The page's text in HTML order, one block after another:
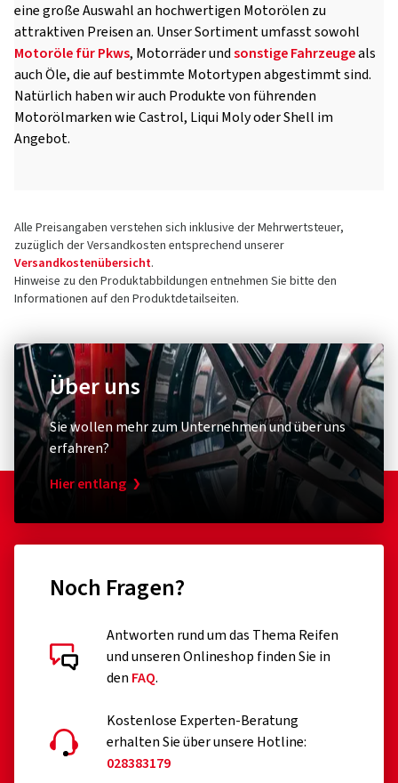
eine große Auswahl an hochwertigen Motorölen zu
attraktiven Preisen an. Unser Sortiment umfasst sowohl
Motoröle für Pkws, Motorräder undsonstige Fahrzeugeals
auch Öle, die auf bestimmte Motortypen abgestimmt sind.
Natürlich haben wir auch Produkte von führenden
Motorölmarken wie Castrol, Liqui Moly oder Shell im
Angebot.
Alle Preisangaben verstehen sich inklusive der Mehrwertsteuer,
zuzüglich der Versandkosten entsprechend unserer
Versandkostenübersicht.
Hinweise zu den Produktabbildungen entnehmen Sie bitte den
Informationen auf den Produktdetailseiten.
Über uns
Sie wollen mehr zum Unternehmen und über uns
erfahren?
Hier entlang
Noch Fragen?
Antworten rund um das Thema Reifen
und unseren Onlineshop finden Sie in
den FAQ.
Kostenlose Experten-Beratung
erhalten Sie über unsere Hotline:
028383179